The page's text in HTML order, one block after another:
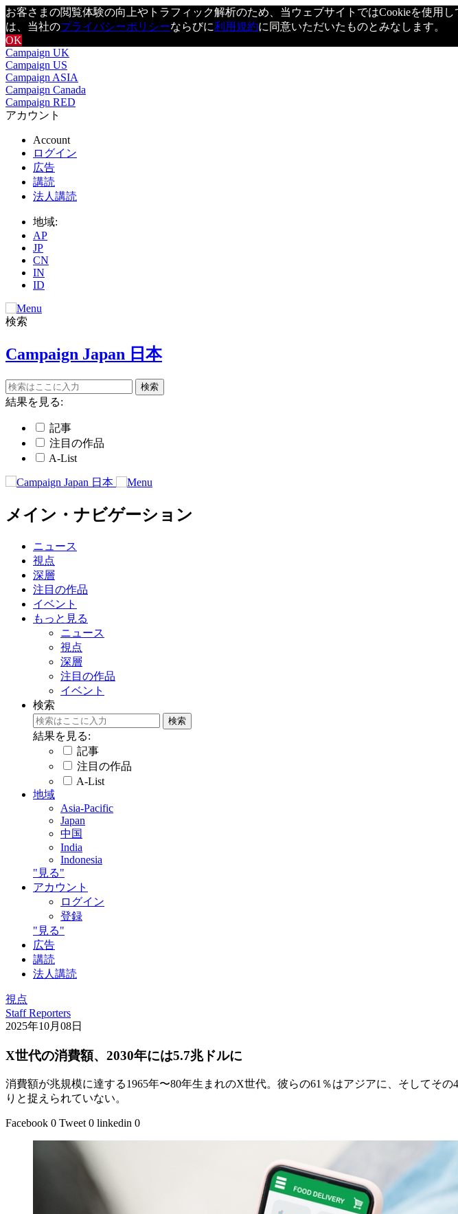
お客さまの閲覧体験の向上やトラフィック解析のため、当ウェブサイトではCookieを使用
は、当社のプライバシーポリシーならびに利用規約に同意いただいたものとみなします。
OK
Campaign UK
Campaign US
Campaign ASIA
Campaign Canada
Campaign RED
アカウント
Account
ログイン
広告
講読
法人講読
地域:
AP
JP
CN
IN
ID
検索
Campaign Japan 日本
結果を見る:
記事
注目の作品
A-List
メイン・ナビゲーション
ニュース
視点
深層
注目の作品
イベント
もっと見る
ニュース
視点
深層
注目の作品
イベント
検索
結果を見る:
記事
注目の作品
A-List
地域
Asia-Pacific
Japan
中国
India
Indonesia
"見る"
アカウント
ログイン
登録
"見る"
広告
講読
法人講読
視点
Staff Reporters
2025年10月08日
X世代の消費額、2030年には5.7兆ドルに
消費額が兆規模に達する1965年〜80年生まれのX世代。彼らの61％はアジアに、そしてそ
りと捉えられていない。
Facebook 0 Tweet 0 linkedin 0